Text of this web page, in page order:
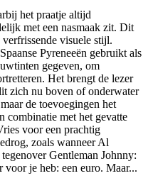
het praatje altijd
met een nasmaak zit. Dit
visuele stijl.
Pyreneeën gebruikt als
gegeven, om
Het brengt de lezer
zich nu boven of onderwater
de toevoegingen het
combinatie met het gevatte
voor een prachtig
zoals wanneer Al
Gentleman Johnny:
je heb: een euro. Maar...